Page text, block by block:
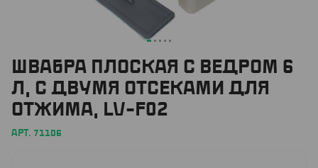
ШВАБРА ПЛОСКАЯ С ВЕДРОМ 6
Л, С ДВУМЯ ОТСЕКАМИ ДЛЯ
ОТЖИМА, LV-F02
АРТ. 71106